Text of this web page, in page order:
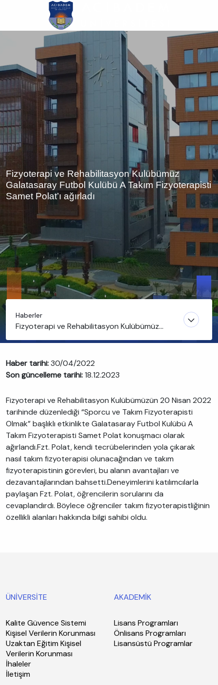
atla
Fizyoterapi ve Rehabilitasyon Kulübümüz
Galatasaray Futbol Kulübü A Takım Fizyoterapisti
Samet Polat’ı ağırladı
Haberler
Fizyoterapi ve Rehabilitasyon Kulübümüz
Samet Polat’ı ağırladı
Haber tarihi:30/04/2022
Son güncelleme tarihi:18.12.2023
Fizyoterapi ve Rehabilitasyon Kulübümüzün 20 Nisan 2022
tarihinde düzenlediği “Sporcu ve Takım Fizyoterapisti
Olmak” başlıklı etkinlikte Galatasaray Futbol Kulübü A
Takım Fizyoterapisti Samet Polat konuşmacı olarak
ağırlandı.Fzt. Polat, kendi tecrübelerinden yola çıkarak
nasıl takım fizyoterapisi olunacağından ve takım
fizyoterapistinin görevleri, bu alanın avantajları ve
dezavantajlarından bahsetti.Deneyimlerini katılımcılarla
paylaşan Fzt. Polat, öğrencilerin sorularını da
cevaplandırdı. Böylece öğrenciler takım fizyoterapistliğinin
özellikli alanları hakkında bilgi sahibi oldu.
ÜNİVERSİTE
Kalite Güvence Sistemi
Kişisel Verilerin Korunması
Uzaktan Eğitim Kişisel
Verilerin Korunması
İhaleler
İletişim
AKADEMİK
Lisans Programları
Önlisans Programları
Lisansüstü Programlar